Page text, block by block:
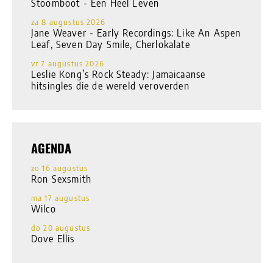
Stoomboot - Een Heel Leven
za 8 augustus 2026
Jane Weaver - Early Recordings: Like An Aspen
Leaf, Seven Day Smile, Cherlokalate
vr 7 augustus 2026
Leslie Kong’s Rock Steady: Jamaicaanse
hitsingles die de wereld veroverden
AGENDA
zo 16 augustus
Ron Sexsmith
ma 17 augustus
Wilco
do 20 augustus
Dove Ellis